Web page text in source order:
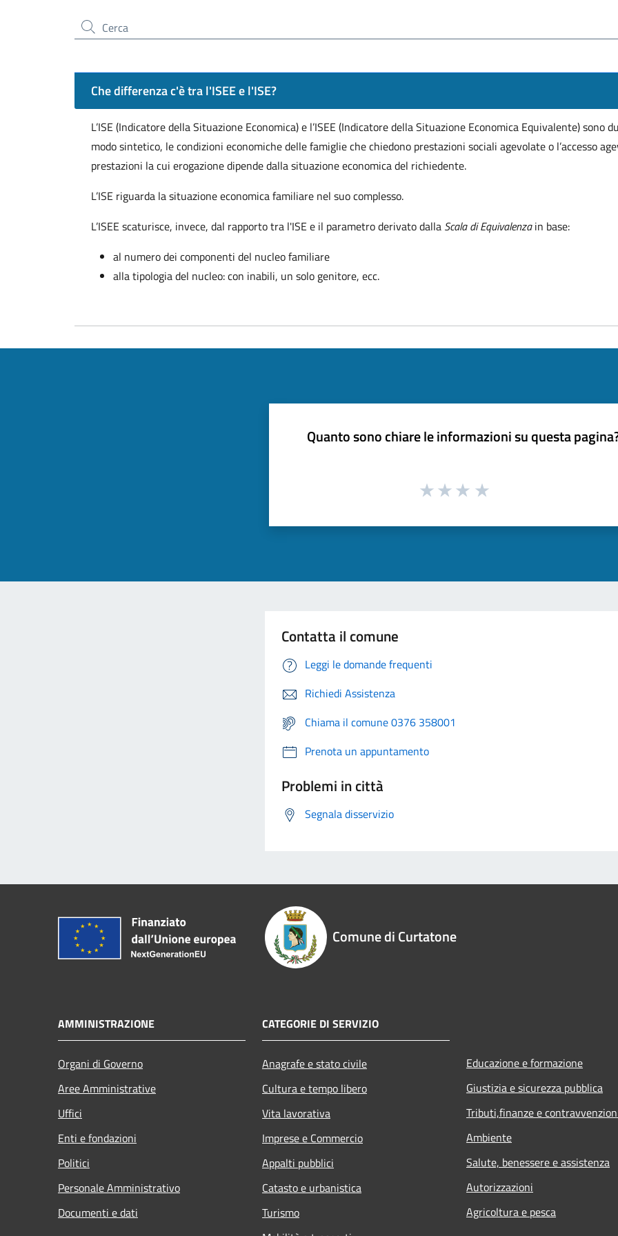
Cerca nel sito
Che differenza c'è tra l'ISEE e l'ISE?
L’ISE (Indicatore della Situazione Economica) e l’ISEE (Indicatore della Situazione Economica Equivalente)
modo sintetico, le condizioni economiche delle famiglie che chiedono prestazioni sociali agevolate o l’accesso
prestazioni la cui erogazione dipende dalla situazione economica del richiedente.
L’ISE riguarda la situazione economica familiare nel suo complesso.
L’ISEE scaturisce, invece, dal rapporto tra l'ISE e il parametro derivato dalla Scala di Equivalenza in base:
al numero dei componenti del nucleo familiare
alla tipologia del nucleo: con inabili, un solo genitore, ecc.
Quanto sono chiare le informazioni su questa
Contatta il comune
Leggi le domande frequenti
Richiedi Assistenza
Chiama il comune 0376 358001
Prenota un appuntamento
Problemi in città
Segnala disservizio
Comune di Curtatone
AMMINISTRAZIONE
Organi di Governo
Aree Amministrative
Uffici
Enti e fondazioni
Politici
Personale Amministrativo
Documenti e dati
CATEGORIE DI SERVIZIO
Anagrafe e stato civile
Cultura e tempo libero
Vita lavorativa
Imprese e Commercio
Appalti pubblici
Catasto e urbanistica
Turismo
Educazione e formazione
Giustizia e sicurezza pubblica
Tributi,finanze e
Ambiente
Salute, benessere e assistenza
Autorizzazioni
Agricoltura e pesca